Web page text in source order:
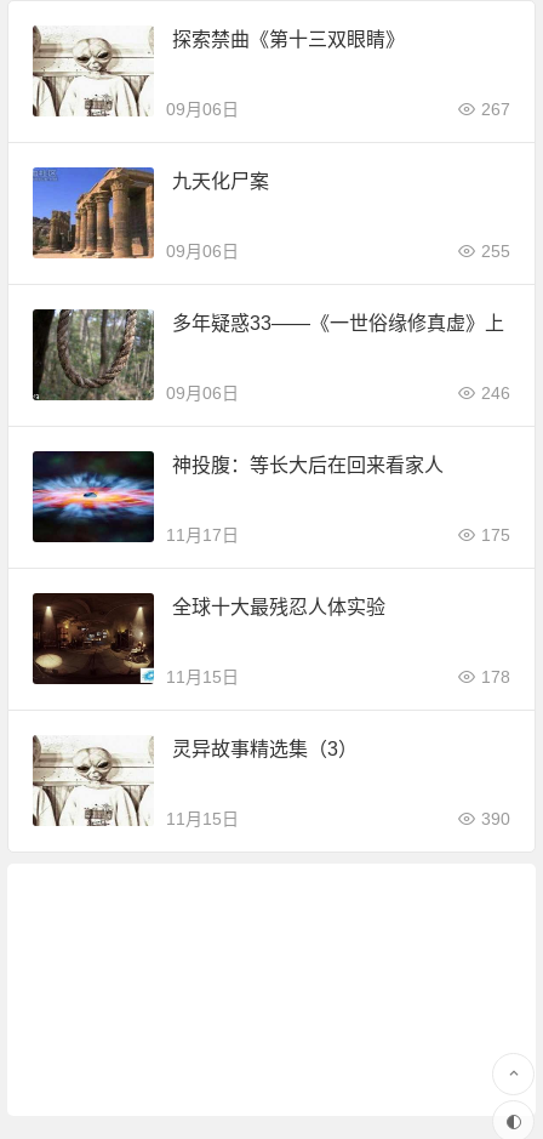
探索禁曲《第十三双眼睛》
09月06日 267
九天化尸案
09月06日 255
多年疑惑33——《一世俗缘修真虚》上
09月06日 246
神投腹：等长大后在回来看家人
11月17日 175
全球十大最残忍人体实验
11月15日 178
灵异故事精选集（3）
11月15日 390